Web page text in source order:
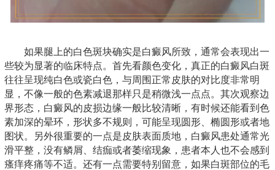
如果腿上的白色斑块确实是白癜风所致，通常会表现出一
些较为显著的临床特点。首先看颜色变化，真正的白癜风白斑
往往呈现纯白色或瓷白色，与周围正常皮肤的对比度非常明
显，不像一般的色素减退那样只是稍微浅一点点。其次观察边
界形态，白癜风的皮损边缘一般比较清晰，有时候还能看到色
素加深的晕环，形状多不规则，可能呈现圆形、椭圆形或者地
图状。另外很重要的一点是皮肤表面质地，白癜风患处通常光
滑平整，没有鳞屑、结痂或者萎缩现象，患者本人也不会感到
瘙痒疼痛等不适。还有一点需要特别留意，如果白斑部位的毛